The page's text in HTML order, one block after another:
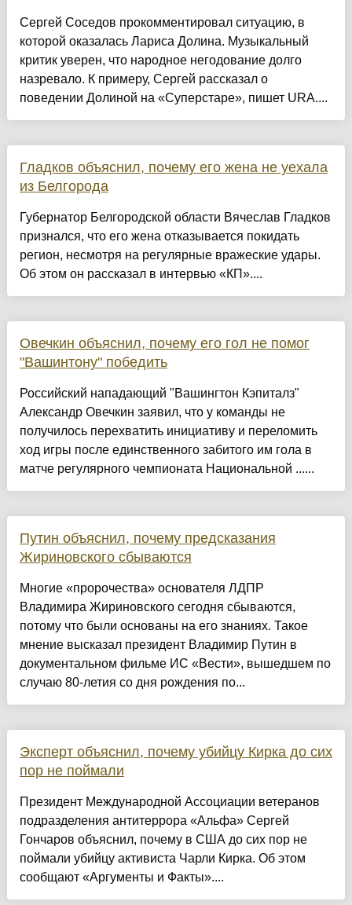
Сергей Соседов прокомментировал ситуацию, в
которой оказалась Лариса Долина. Музыкальный
критик уверен, что народное негодование долго
назревало. К примеру, Сергей рассказал о
поведении Долиной на «Суперстаре», пишет URA....
Гладков объяснил, почему его жена не уехала
из Белгорода
Губернатор Белгородской области Вячеслав Гладков
признался, что его жена отказывается покидать
регион, несмотря на регулярные вражеские удары.
Об этом он рассказал в интервью «КП»....
Овечкин объяснил, почему его гол не помог
"Вашинтону" победить
Российский нападающий "Вашингтон Кэпиталз"
Александр Овечкин заявил, что у команды не
получилось перехватить инициативу и переломить
ход игры после единственного забитого им гола в
матче регулярного чемпионата Национальной ......
Путин объяснил, почему предсказания
Жириновского сбываются
Многие «пророчества» основателя ЛДПР
Владимира Жириновского сегодня сбываются,
потому что были основаны на его знаниях. Такое
мнение высказал президент Владимир Путин в
документальном фильме ИС «Вести», вышедшем по
случаю 80-летия со дня рождения по...
Эксперт объяснил, почему убийцу Кирка до сих
пор не поймали
Президент Международной Ассоциации ветеранов
подразделения антитеррора «Альфа» Сергей
Гончаров объяснил, почему в США до сих пор не
поймали убийцу активиста Чарли Кирка. Об этом
сообщают «Аргументы и Факты»....